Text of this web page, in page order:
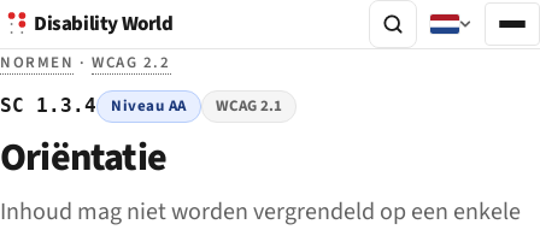
Disability World
NORMEN ·WCAG 2.2
SC 1.3.4 Niveau AA WCAG 2.1
Oriëntatie
Inhoud mag niet worden vergrendeld op een enkele